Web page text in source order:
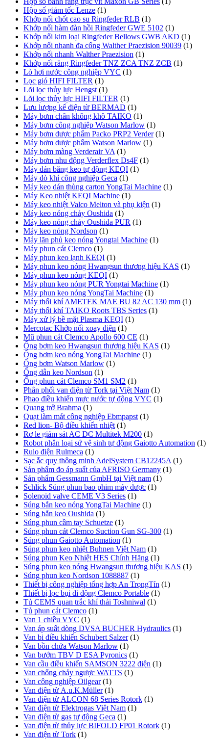
Hộp số giảm tốc Lenze (1)
Khớp nối chốt cao su Ringfeder RLB (1)
Khớp nối hàm đàn hồi Ringfeder GWE 5102 (1)
Khớp nối kim loại Ringfeder Bellows GWB AKD (1)
Khớp nối nhanh đa cổng Walther Praezision 90039 (1)
Khớp nối nhanh Walther Praezision (1)
Khớp nối răng Ringfeder TNZ ZCA TNZ ZCB (1)
Lò hơi nước công nghiệp VYC (1)
Lọc gió HIFI FILTER (1)
Lõi lọc thủy lực Hengst (1)
Lõi lọc thủy lực HIFI FILTER (1)
Lưu lượng kế điện từ BERMAD (1)
Máy bơm chân không khô TAIKO (1)
Máy bơm công nghiệp Watson Marlow (1)
Máy bơm dược phẩm Packo PRP2 Verder (1)
Máy bơm dược phẩm Watson Marlow (1)
Máy bơm màng Verderair VA (1)
Máy bơm nhu động Verderflex Ds4F (1)
Máy dán băng keo tự động KEQI (1)
Máy dò khí công nghiệp Geca (1)
Máy keo dán thùng carton YongTai Machine (1)
Máy Keo nhiệt KEQI Machine (1)
Máy keo nhiệt Valco Melton và phụ kiện (1)
Máy keo nóng chảy Oushida (1)
Máy keo nóng chảy Oushida PUR (1)
Máy keo nóng Nordson (1)
Máy lăn phủ keo nóng Yongtai Machine (1)
Máy phun cát Clemco (1)
Máy phun keo lạnh KEQI (1)
Máy phun keo nóng Hwangsun thương hiệu KAS (1)
Máy phun keo nóng KEQI (1)
Máy phun keo nóng PUR Yongtai Machine (1)
Máy phun keo nóng YongTai Machine (1)
Máy thổi khí AMETEK MAE BU 82 AC 130 mm (1)
Máy thổi khí TAIKO Roots TBS Series (1)
Máy xử lý bề mặt Plasma KEQI (1)
Mercotac Khớp nối xoay điện (1)
Mũ phun cát Clemco Apollo 600 CE (1)
Ống bơm keo Hwangsun thương hiệu KAS (1)
Ống bơm keo nóng YongTai Machine (1)
Ống bơm Watson Marlow (1)
Ống dẫn keo Nordson (1)
Ống phun cát Clemco SM1 SM2 (1)
Phân phối van điện từ Tork tại Việt Nam (1)
Phao điều khiển mực nước tự động VYC (1)
Quang trở Brahma (1)
Quạt làm mát công nghiệp Ebmpapst (1)
Red lion- Bộ điều khiển nhiệt (1)
Rơ le giám sát AC DC Multitek M200 (1)
Robot phân loại sứ vệ sinh tự động Gaiotto Automation (1)
Rulo điện Rulmeca (1)
Sạc ắc quy thông minh AdelSystem CB12245A (1)
Sản phẩm đo áp suất của AFRISO Germany (1)
Sản phẩm Gessmann GmbH tại Việt nam (1)
Schlick Súng phun bao phim máy dược (1)
Solenoid valve CEME V3 Series (1)
Súng bắn keo nóng YongTai Machine (1)
Súng bắn keo Oushida (1)
Súng phun cầm tay Schuetze (1)
Súng phun cát Clemco Suction Gun SG-300 (1)
Súng phun Gaiotto Automation (1)
Súng phun keo nhiệt Buhnen Việt Nam (1)
Súng phun Keo Nhiệt HES Chính Hãng (1)
Súng phun keo nóng Hwangsun thương hiệu KAS (1)
Súng phun keo Nordson 1088887 (1)
Thiết bị công nghiệp tổng hợp An TrọngTín (1)
Thiết bị lọc bụi di động Clemco Portable (1)
Tủ CEMS quan trắc khí thải Toshniwal (1)
Tủ phun cát Clemco (1)
Van 1 chiều VYC (1)
Van áp suất dòng DVSA BUCHER Hydraulics (1)
Van bi điều khiển Schubert Salzer (1)
Van bồn chứa Watson Marlow (1)
Van bướm TBV D ESA Pyronics (1)
Van cầu điều khiển SAMSON 3222 điện (1)
Van chống chảy ngược WATTS (1)
Van công nghiệp Oilgear (1)
Van điện từ A.u.K.Müller (1)
Van điện từ ALCON 68 Series Rotork (1)
Van điện từ Elektrogas Việt Nam (1)
Van điện từ gas tự động Geca (1)
Van điện từ thủy lực BIFOLD FP01 Rotork (1)
Van điện từ Tork (1)